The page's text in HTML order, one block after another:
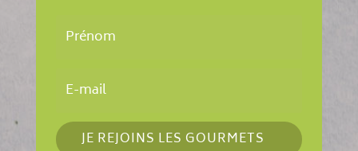
JE REJOINS LES GOURMETS